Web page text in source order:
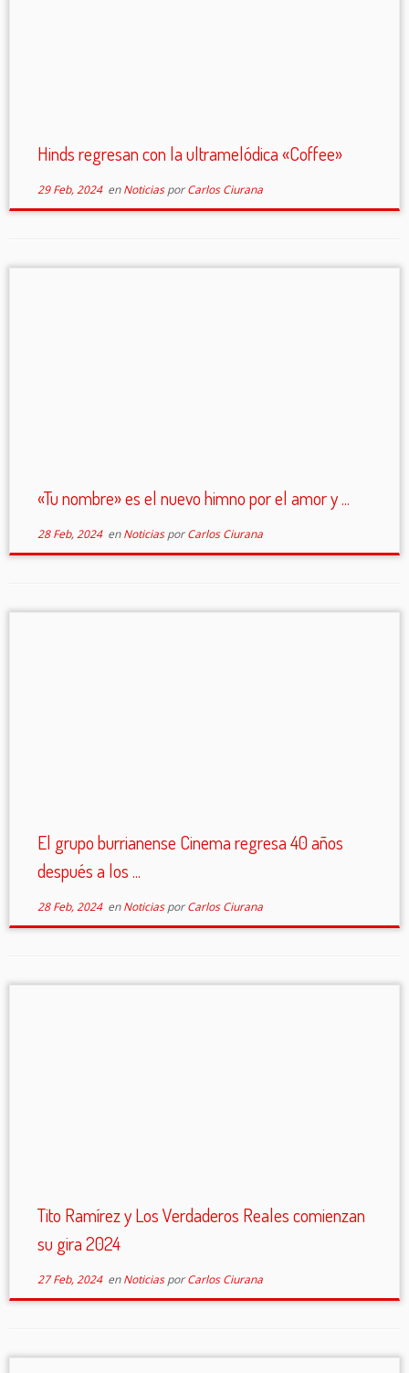
Hinds regresan con la ultramelódica «Coffee»
29 Feb, 2024enNoticiasporCarlos Ciurana
«Tu nombre» es el nuevo himno por el amor y ...
28 Feb, 2024enNoticiasporCarlos Ciurana
El grupo burrianense Cinema regresa 40 años
después a los ...
28 Feb, 2024enNoticiasporCarlos Ciurana
Tito Ramírez y Los Verdaderos Reales comienzan
su gira 2024
27 Feb, 2024enNoticiasporCarlos Ciurana